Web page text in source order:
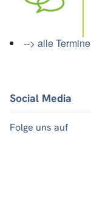
--> alle Termine
Social Media
Folge uns auf